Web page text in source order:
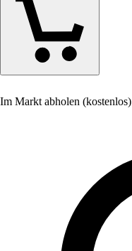
Im Markt abholen (kostenlos)